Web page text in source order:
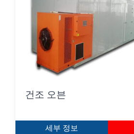
건조 오븐
세부 정보